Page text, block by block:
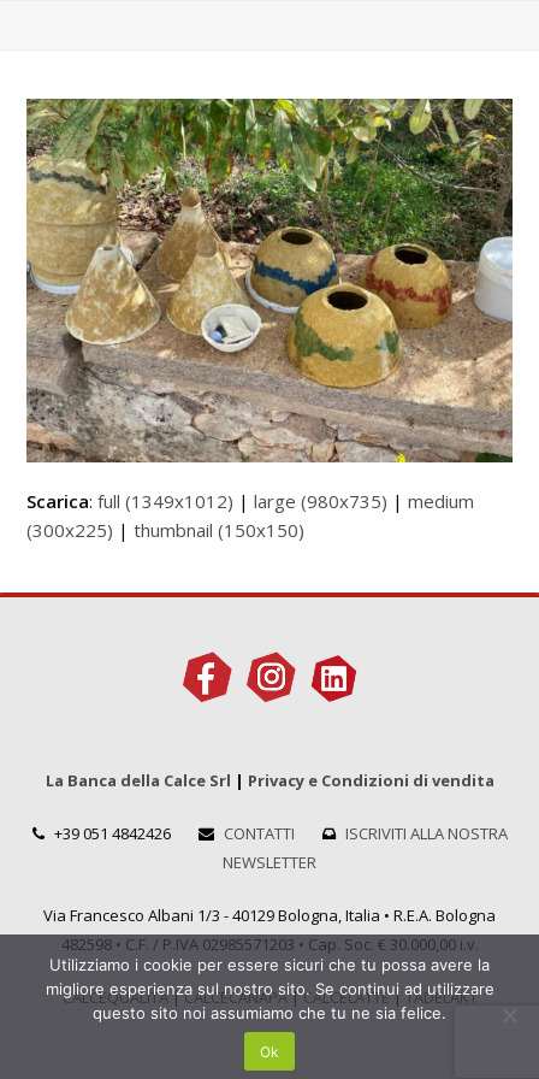
Scarica:full (1349x1012) |large (980x735) |medium
(300x225) |thumbnail (150x150)
La Banca della Calce Srl | Privacy e Condizioni di vendita
+39 051 4842426 CONTATTI
ISCRIVITI ALLA NOSTRA
NEWSLETTER
Via Francesco Albani 1/3 - 40129 Bologna, Italia • R.E.A. Bologna
482598 • C.F. / P.IVA 02985571203 • Cap. Soc. € 30.000,00 i.v.
CALCEQUALITÀ|CALCECANAPA|CALCELATTE|TADELAKT
Utilizziamo i cookie per essere sicuri che tu possa avere la
migliore esperienza sul nostro sito. Se continui ad utilizzare
questo sito noi assumiamo che tu ne sia felice.
Ok